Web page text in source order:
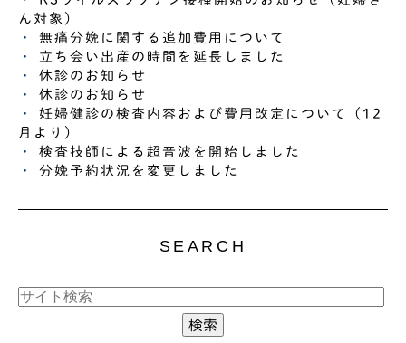
ん対象）
無痛分娩に関する追加費用について
立ち会い出産の時間を延長しました
休診のお知らせ
休診のお知らせ
妊婦健診の検査内容および費用改定について（12
月より）
検査技師による超音波を開始しました
分娩予約状況を変更しました
SEARCH